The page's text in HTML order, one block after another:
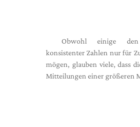
Obwohl einige
konsistenter Zahlen nur für
mögen, glauben viele, dass
Mitteilungen einer größeren